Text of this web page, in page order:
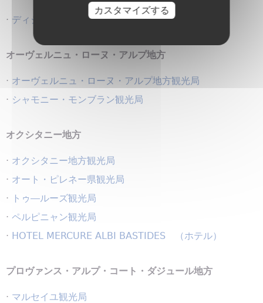
· ディジョン観光局
オーヴェルニュ・ローヌ・アルプ地方
· オーヴェルニュ・ローヌ・アルプ地方観光局
· シャモニー・モンブラン観光局
オクシタニー地方
· オクシタニー地方観光局
· オート・ピレネー県観光局
·
トゥ―ルーズ観光局
· ペルピニャン観光局
· HOTEL MERCURE ALBI BASTIDES （ホテル）
プロヴァンス・アルプ・コート・ダジュール地方
· マルセイユ観光局
カスタマイズする